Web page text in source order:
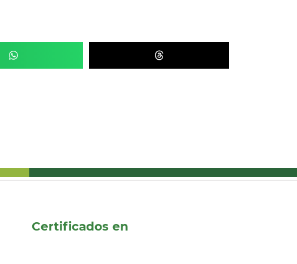
Certificados en